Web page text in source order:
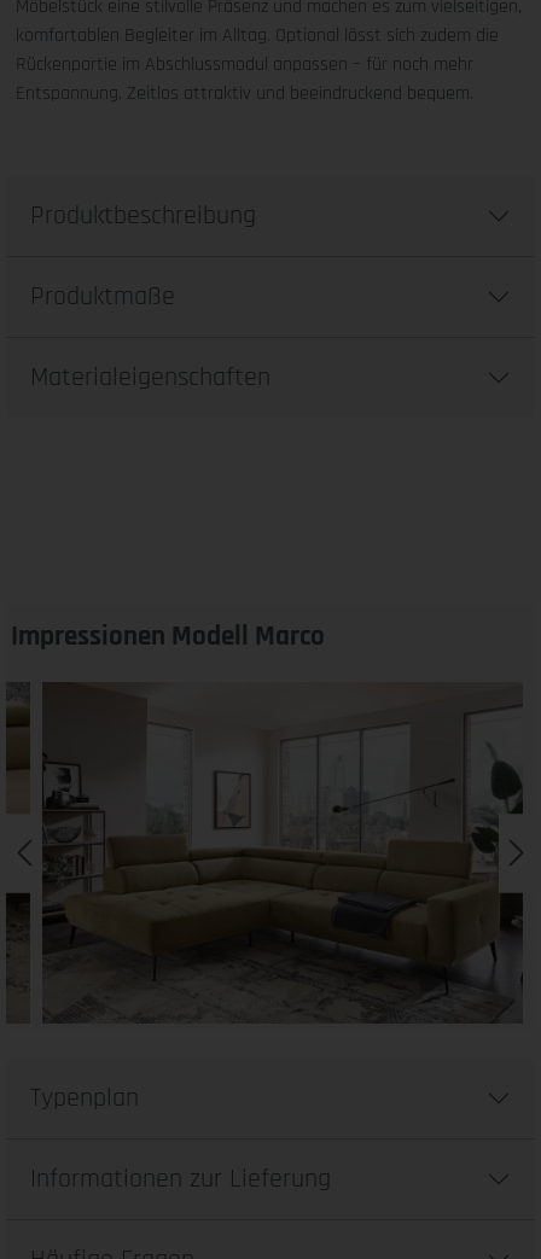
Möbelstück eine stilvolle Präsenz und machen es zum vielseitigen,
komfortablen Begleiter im Alltag. Optional lässt sich zudem die
Rückenpartie im Abschlussmodul anpassen – für noch mehr
Entspannung. Zeitlos attraktiv und beeindruckend bequem.
Produktbeschreibung
Produktmaße
Materialeigenschaften
Impressionen Modell Marco
Typenplan
Informationen zur Lieferung